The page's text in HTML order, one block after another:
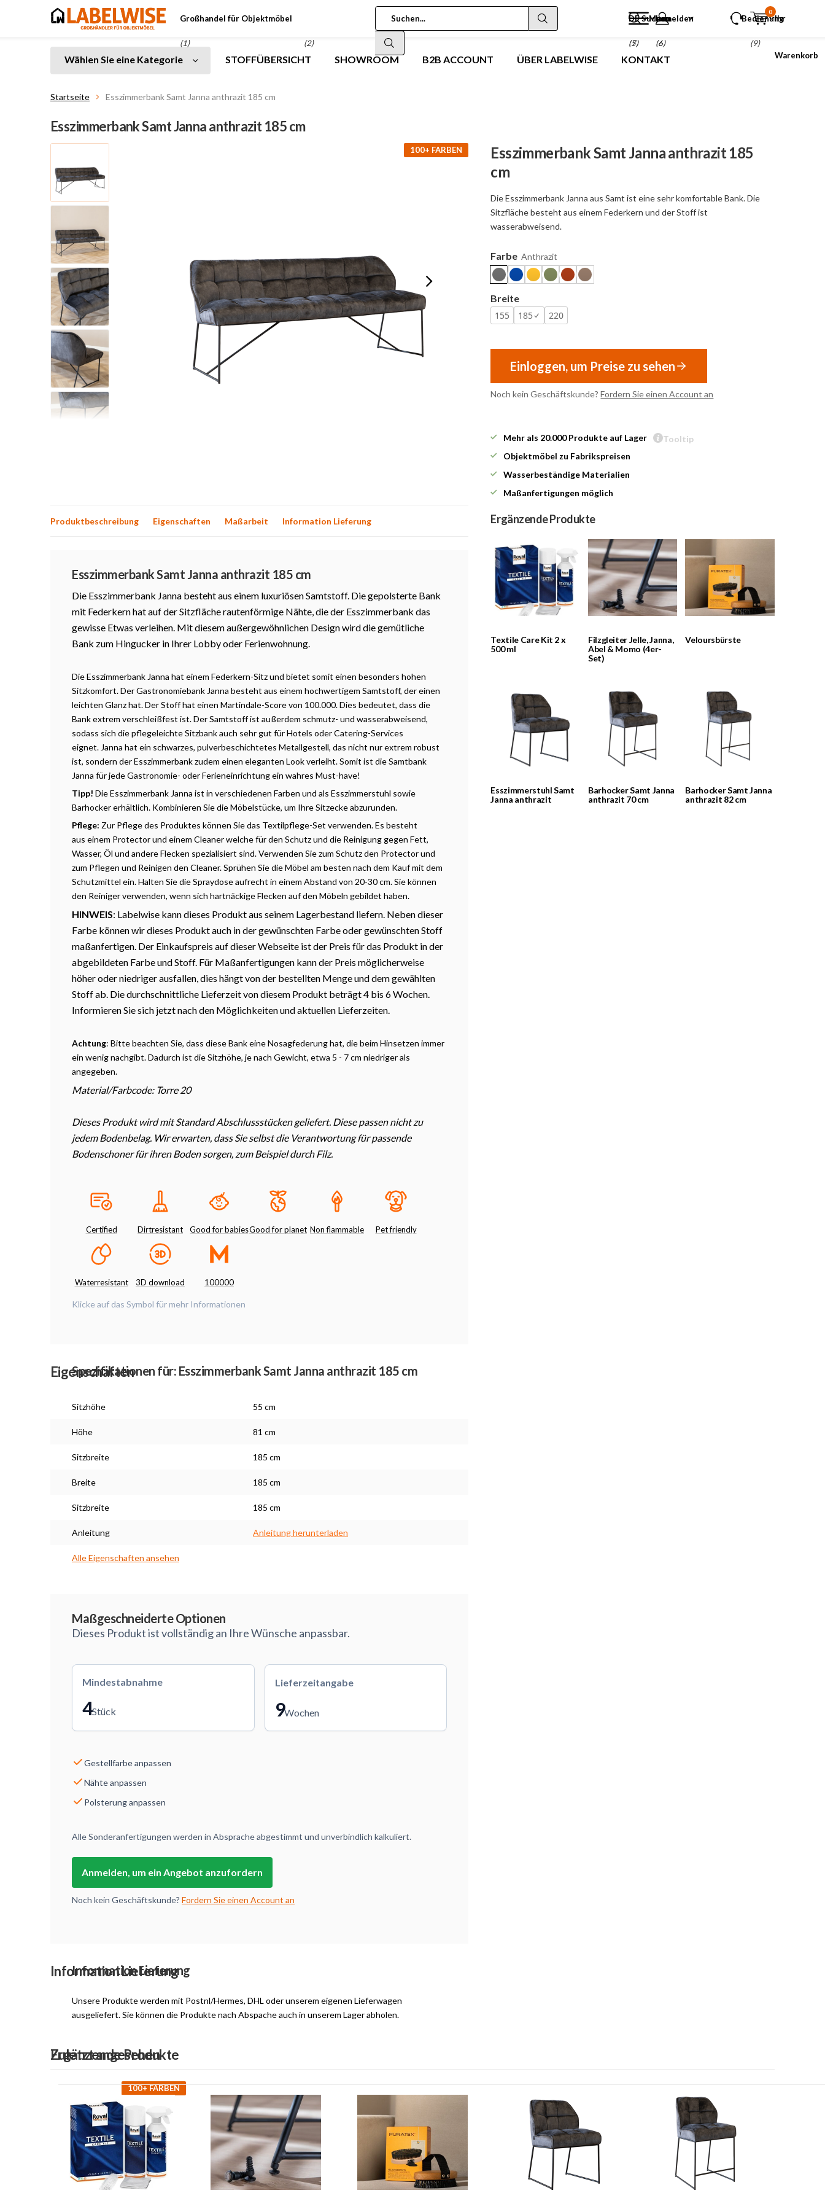
Großhandel für Objektmöbel
(1) (2)
DE Suchen
(5)
anmelden
(6)
Menu
(7)
Bedienung
Ihr
Warenkorb
0
(9)
Wählen Sie eine Kategorie STOFFÜBERSICHT SHOWROOM B2B ACCOUNT ÜBER LABELWISE KONTAKT
Startseite Esszimmerbank Samt Janna anthrazit 185 cm
Esszimmerbank Samt Janna anthrazit 185 cm
100+ FARBEN
Esszimmerbank Samt Janna anthrazit 185
cm
Die Esszimmerbank Janna aus Samt ist eine sehr komfortable Bank. Die
Sitzfläche besteht aus einem Federkern und der Stoff ist
wasserabweisend.
Farbe Anthrazit
Breite
155
185 220
Einloggen, um Preise zu sehen
Noch kein Geschäftskunde?Fordern Sie einen Account an
Mehr als 20.000 Produkte auf Lager
Tooltip
Objektmöbel zu Fabrikspreisen
Wasserbeständige Materialien
Maßanfertigungen möglich
Produktbeschreibung Eigenschaften Maßarbeit Information Lieferung
Esszimmerbank Samt Janna anthrazit 185 cm
Die Esszimmerbank Janna besteht aus einem luxuriösen Samtstoff. Die gepolsterte Bank
mit Federkern hat auf der Sitzfläche rautenförmige Nähte, die der Esszimmerbank das
gewisse Etwas verleihen. Mit diesem außergewöhnlichen Design wird die gemütliche
Bank zum Hingucker in Ihrer Lobby oder Ferienwohnung.
Die Esszimmerbank Janna hat einem Federkern-Sitz und bietet somit einen besonders hohen
Sitzkomfort.Der Gastronomiebank Janna besteht aus einem hochwertigem Samtstoff, der einen
leichten Glanz hat.Der Stoff hat einen Martindale-Score von 100.000. Dies bedeutet, dass die
Bank extrem verschleißfest ist. Der Samtstoff ist außerdem schmutz- und wasserabweisend,
sodass sich die pflegeleichte Sitzbank auch sehr gut für Hotels oder Catering-Services
eignet. Janna hat ein schwarzes, pulverbeschichtetes Metallgestell, das nicht nur extrem robust
ist, sondern der Esszimmerbank zudem einen eleganten Look verleiht. Somit ist die Samtbank
Janna für jede Gastronomie- oder Ferieneinrichtung ein wahres Must-have!
Tipp! Die Esszimmerbank Janna ist in verschiedenen Farben und als Esszimmerstuhl sowie
Barhocker erhältlich. Kombinieren Sie die Möbelstücke, um Ihre Sitzecke abzurunden.
Pflege: Zur Pflege des Produktes können Sie das Textilpflege-Set verwenden. Es besteht
aus einem Protector und einem Cleaner welche für den Schutz und die Reinigung gegen Fett,
Wasser, Öl und andere Flecken spezialisiert sind. Verwenden Sie zum Schutz den Protector und
zum Pflegen und Reinigen den Cleaner. Sprühen Sie die Möbel am besten nach dem Kauf mit dem
Schutzmittel ein. Halten Sie die Spraydose aufrecht in einem Abstand von 20-30 cm. Sie können
den Reiniger verwenden, wenn sich hartnäckige Flecken auf den Möbeln gebildet haben.
HINWEIS: Labelwise kann dieses Produkt aus seinem Lagerbestand liefern. Neben dieser
Farbe können wir dieses Produkt auch in der gewünschten Farbe oder gewünschten Stoff
maßanfertigen. Der Einkaufspreis auf dieser Webseite ist der Preis für das Produkt in der
abgebildeten Farbe und Stoff. Für Maßanfertigungen kann der Preis möglicherweise
höher oder niedriger ausfallen, dies hängt von der bestellten Menge und dem gewählten
Stoff ab. Die durchschnittliche Lieferzeit von diesem Produkt beträgt 4 bis 6 Wochen.
Informieren Sie sich jetzt nach den Möglichkeiten und aktuellen Lieferzeiten.
Achtung: Bitte beachten Sie, dass diese Bank eine Nosagfederung hat, die beim Hinsetzen immer
ein wenig nachgibt. Dadurch ist die Sitzhöhe, je nach Gewicht, etwa 5 - 7 cm niedriger als
angegeben.
Material/Farbcode: Torre 20
Dieses Produkt wird mit Standard Abschlussstücken geliefert. Diese passen nicht zu
jedem Bodenbelag. Wir erwarten, dass Sie selbst die Verantwortung für passende
Bodenschoner für ihren Boden sorgen, zum Beispiel durch Filz.
Certified Dirtresistant Good for babiesGood for planet Non flammable Pet friendly
Waterresistant 3D download 100000
Klicke auf das Symbol für mehr Informationen
Eigenschaften
Spezifikationen für: Esszimmerbank Samt Janna anthrazit 185 cm
Sitzhöhe 55 cm
Höhe 81 cm
Sitzbreite 185 cm
Breite 185 cm
Sitzbreite 185 cm
Anleitung Anleitung herunterladen
Alle Eigenschaften ansehen
Maßgeschneiderte Optionen
Dieses Produkt ist vollständig an Ihre Wünsche anpassbar.
Mindestabnahme
4Stück
Lieferzeitangabe
9Wochen
Gestellfarbe anpassen
Nähte anpassen
Polsterung anpassen
Alle Sonderanfertigungen werden in Absprache abgestimmt und unverbindlich kalkuliert.
Anmelden, um ein Angebot anzufordern
Noch kein Geschäftskunde? Fordern Sie einen Account an
Information Lieferung
Information Lieferung
Unsere Produkte werden mit Postnl/Hermes, DHL oder unserem eigenen Lieferwagen
ausgeliefert. Sie können die Produkte nach Abspache auch in unserem Lager abholen.
Ergänzende Produkte
Textile Care Kit 2 x
500 ml
Filzgleiter Jelle, Janna,
Abel & Momo (4er-
Set)
Veloursbürste
Esszimmerstuhl Samt
Janna anthrazit
Barhocker Samt Janna
anthrazit 70 cm
Barhocker Samt Janna
anthrazit 82 cm
Ergänzende Produkte
Zuletzt angesehen
100+ FARBEN